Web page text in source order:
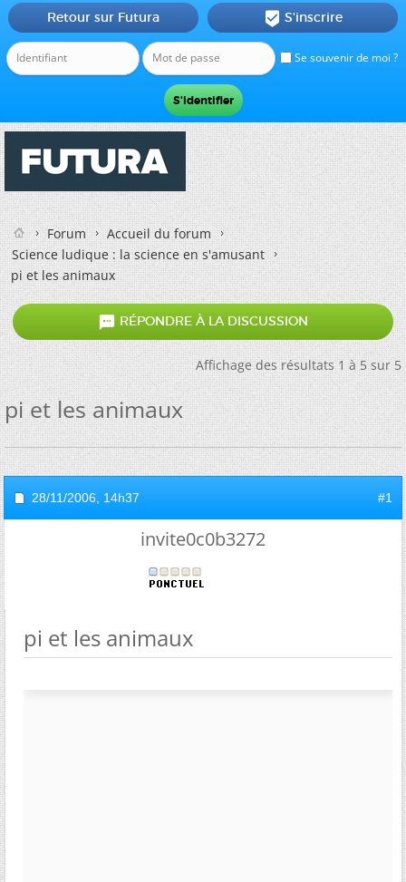
Se souvenir de moi ?
Retour sur Futura  S'inscrire
Forum
Accueil du forum
Science ludique : la science en s'amusant
pi et les animaux
 RÉPONDRE À LA DISCUSSION
Affichage des résultats 1 à 5 sur 5
pi et les animaux
28/11/2006, 14h37 #1
invite0c0b3272
pi et les animaux